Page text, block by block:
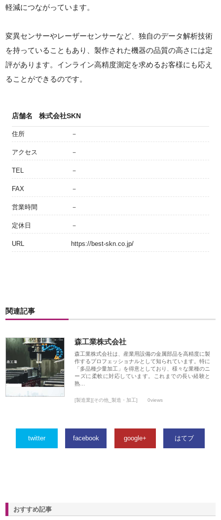
軽減につながっています。
変異センサーやレーザーセンサーなど、独自のデータ解析技術
を持っていることもあり、製作された機器の品質の高さには定
評があります。インライン高精度測定を求めるお客様にも応え
ることができるのです。
店舗名 株式会社SKN
住所 －
アクセス －
TEL －
FAX －
営業時間 －
定休日 －
URL https://best-skn.co.jp/
関連記事
森工業株式会社
森工業株式会社は、産業用設備の金属部品を高精度に製
作するプロフェッショナルとして知られています。特に
「多品種少量加工」を得意としており、様々な業種のニ
ーズに柔軟に対応しています。これまでの長い経験と
熟…
[製造業][その他_製造・加工] 0views
twitter facebook google+ はてブ
おすすめ記事